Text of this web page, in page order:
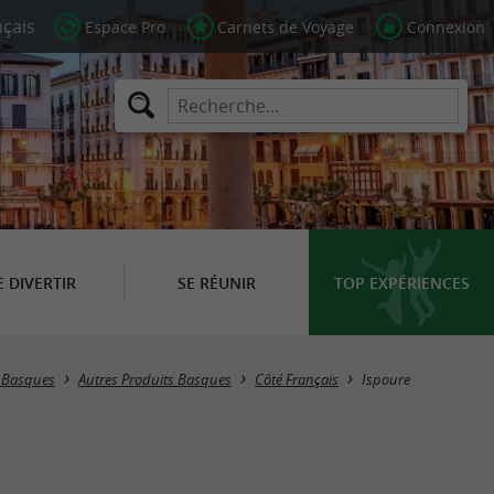
Espace Pro Carnets de Voyage Connexion
DIVERTIR SE RÉUNIR TOP EXPÉRIENCES
Masquer la carte
Autres Produits Basques Côté Français Ispoure